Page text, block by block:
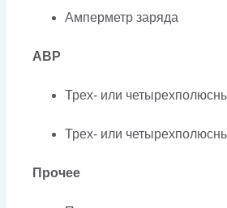
Амперметр заряда
АВР
Трех- или
Трех- или
Прочее